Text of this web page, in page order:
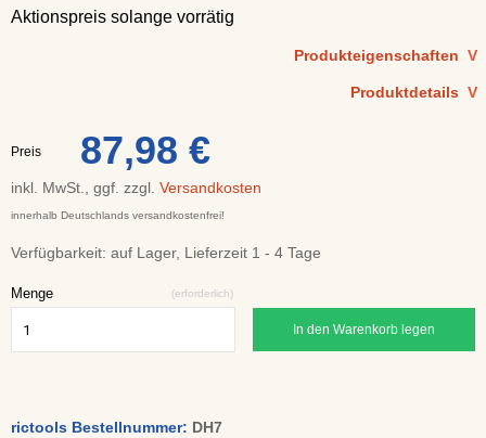
Aktionspreis solange vorrätig
Produkteigenschaften V
Produktdetails V
Preis 87,98 €
inkl. MwSt., ggf. zzgl. Versandkosten
innerhalb Deutschlands versandkostenfrei!
Verfügbarkeit: auf Lager, Lieferzeit 1 - 4 Tage
Menge (erforderlich)
In den Warenkorb legen
rictools Bestellnummer: DH7